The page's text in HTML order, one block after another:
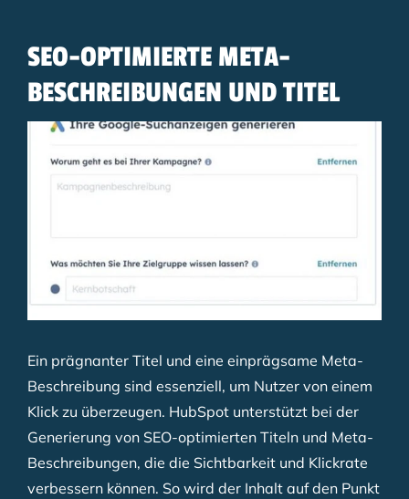
SEO-OPTIMIERTE META-
BESCHREIBUNGEN UND TITEL
Ein prägnanter Titel und eine einprägsame Meta-
Beschreibung sind essenziell, um Nutzer von einem
Klick zu überzeugen. HubSpot unterstützt bei der
Generierung von SEO-optimierten Titeln und Meta-
Beschreibungen, die die Sichtbarkeit und Klickrate
verbessern können. So wird der Inhalt auf den Punkt